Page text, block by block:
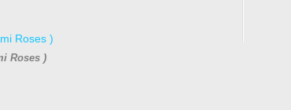
Roses )